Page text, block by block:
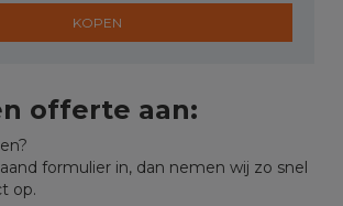
KOPEN
offerte aan:
formulier in, dan nemen wij zo snel
op.